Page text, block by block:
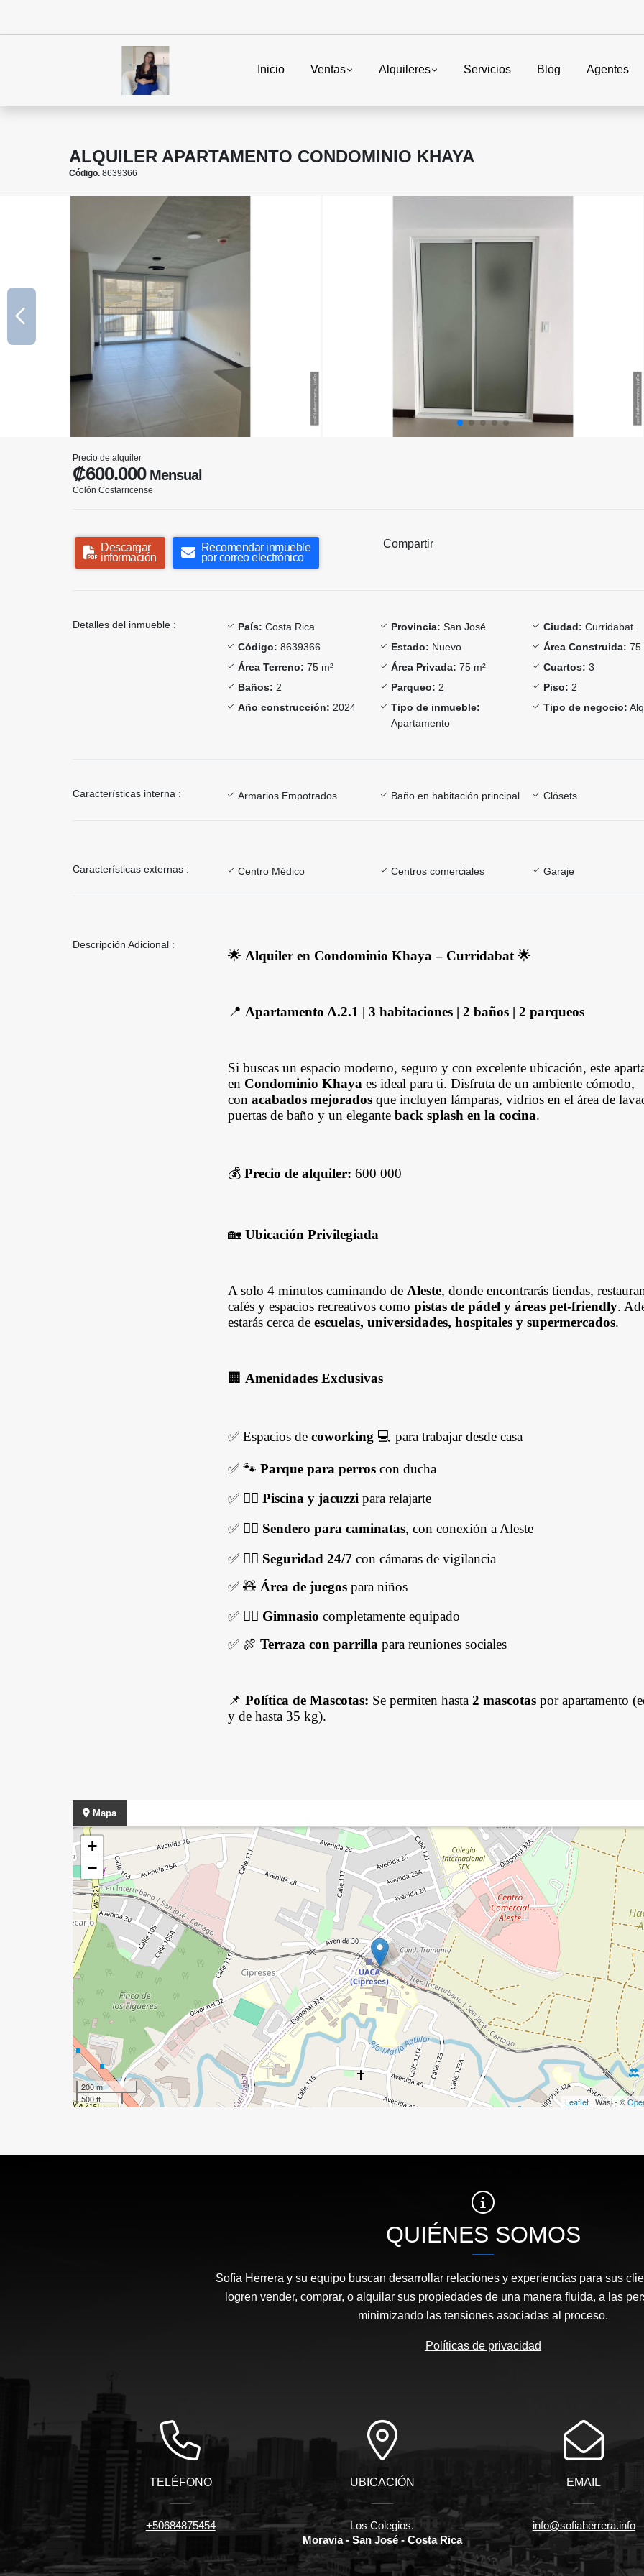
Inicio Ventas Alquileres Servicios Blog Agentes
ALQUILER APARTAMENTO CONDOMINIO KHAYA
Código. 8639366
Precio de alquiler
₡600.000Mensual
Colón Costarricense
Descargar
información
Recomendar inmueble
por correo electrónico
Compartir
Detalles del inmueble : País: Costa Rica Provincia: San José Ciudad: Curridabat
Código: 8639366 Estado: Nuevo Área Construida: 75
Área Terreno: 75 m² Área Privada: 75 m² Cuartos: 3
Baños: 2 Parqueo: 2 Piso: 2
Año construcción: 2024
Tipo de inmueble:
Apartamento
Tipo de negocio:
Características interna : Armarios Empotrados Baño en habitación principal Clósets
Características externas : Centro Médico Centros comerciales Garaje
Descripción Adicional :
🌟 Alquiler en Condominio Khaya – Curridabat 🌟
📍 Apartamento A.2.1 | 3 habitaciones | 2 baños | 2 parqueos
Si buscas un espacio moderno, seguro y con excelente ubicación, este
en Condominio Khaya es ideal para ti. Disfruta de un ambiente cómodo,
con acabados mejorados que incluyen lámparas, vidrios en el área de
puertas de baño y un elegante back splash en la cocina.
💰 Precio de alquiler: 600 000
🏡 Ubicación Privilegiada
A solo 4 minutos caminando de Aleste, donde encontrarás tiendas,
cafés y espacios recreativos como pistas de pádel y áreas pet-friendly.
estarás cerca de escuelas, universidades, hospitales y supermercados.
🏢 Amenidades Exclusivas
✅ Espacios de coworking 💻 para trabajar desde casa
✅ 🐾 Parque para perros con ducha
✅ 🏊‍♀️ Piscina y jacuzzi para relajarte
✅ 🚶‍♂️ Sendero para caminatas, con conexión a Aleste
✅ 👮‍♂️ Seguridad 24/7 con cámaras de vigilancia
✅ 🧸 Área de juegos para niños
✅ 🏋️‍♀️ Gimnasio completamente equipado
✅ 🍖 Terraza con parrilla para reuniones sociales
📌 Política de Mascotas: Se permiten hasta 2 mascotas por apartamento
y de hasta 35 kg).
Mapa
+
−
200 m
500 ft
Leaflet | Wasi - ©
QUIÉNES SOMOS
Sofía Herrera y su equipo buscan desarrollar relaciones y experiencias para sus
logren vender, comprar, o alquilar sus propiedades de una manera fluida, a las
minimizando las tensiones asociadas al proceso.
Políticas de privacidad
TELÉFONO
+50684875454
UBICACIÓN
Los Colegios.
Moravia - San José - Costa Rica
EMAIL
info@sofiaherrera.info